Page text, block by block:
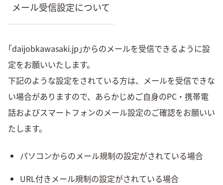
メール受信設定について
｢daijobkawasaki.jp｣からのメールを受信できるように設
定をお願いいたします。
下記のような設定をされている方は、メールを受信できな
い場合がありますので、あらかじめご自身のPC・携帯電
話およびスマートフォンのメール設定のご確認をお願いい
たします。
パソコンからのメール規制の設定がされている場合
URL付きメール規制の設定がされている場合